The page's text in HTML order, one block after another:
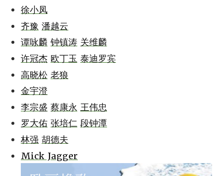
徐小凤
齐豫 潘越云
谭咏麟 钟镇涛 关维麟
许冠杰 欧丁玉 泰迪罗宾
高晓松 老狼
金宇澄
李宗盛 蔡康永 王伟忠
罗大佑 张培仁 段钟潭
林强 胡德夫
Mick Jagger